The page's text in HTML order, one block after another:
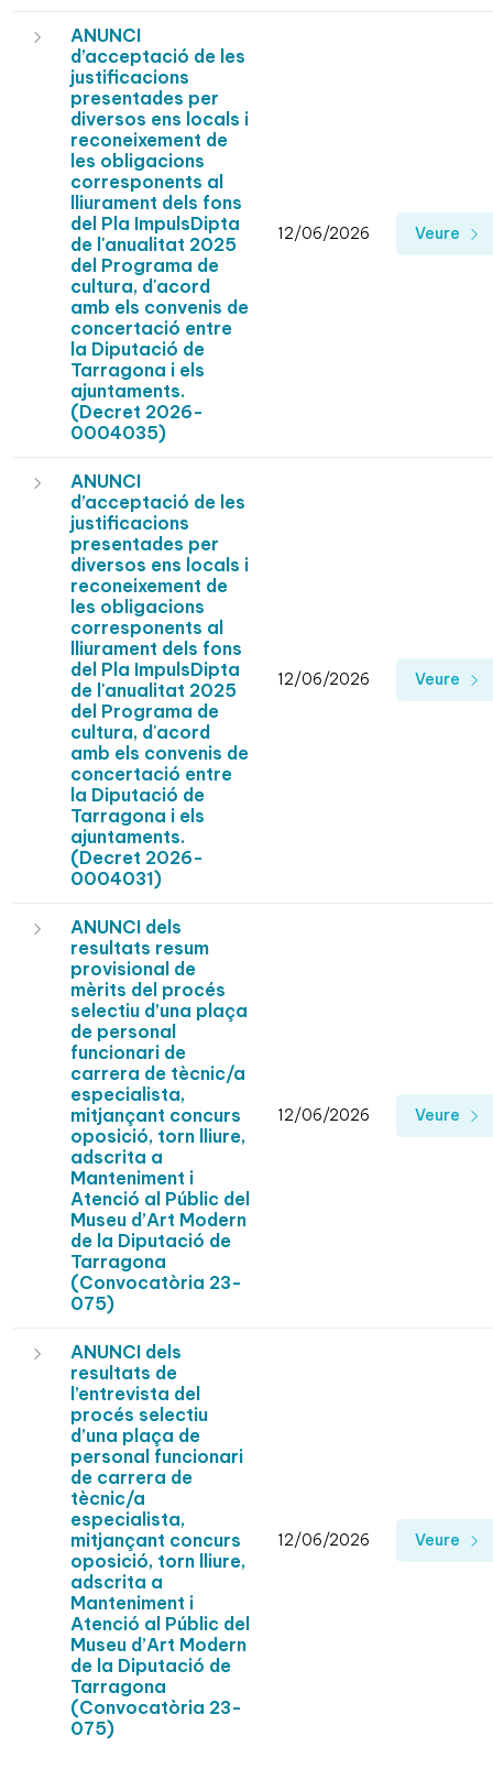
ANUNCI
d’acceptació de les
justificacions
presentades per
diversos ens locals i
reconeixement de
les obligacions
corresponents al
lliurament dels fons
del Pla ImpulsDipta
de l'anualitat 2025
del Programa de
cultura, d'acord
amb els convenis de
concertació entre
la Diputació de
Tarragona i els
ajuntaments.
(Decret 2026-
0004035)
12/06/2026 Veure
ANUNCI
d’acceptació de les
justificacions
presentades per
diversos ens locals i
reconeixement de
les obligacions
corresponents al
lliurament dels fons
del Pla ImpulsDipta
de l'anualitat 2025
del Programa de
cultura, d'acord
amb els convenis de
concertació entre
la Diputació de
Tarragona i els
ajuntaments.
(Decret 2026-
0004031)
12/06/2026 Veure
ANUNCI dels
resultats resum
provisional de
mèrits del procés
selectiu d’una plaça
de personal
funcionari de
carrera de tècnic/a
especialista,
mitjançant concurs
oposició, torn lliure,
adscrita a
Manteniment i
Atenció al Públic del
Museu d’Art Modern
de la Diputació de
Tarragona
(Convocatòria 23-
075)
12/06/2026 Veure
ANUNCI dels
resultats de
l’entrevista del
procés selectiu
d’una plaça de
personal funcionari
de carrera de
tècnic/a
especialista,
mitjançant concurs
oposició, torn lliure,
adscrita a
Manteniment i
Atenció al Públic del
Museu d’Art Modern
de la Diputació de
Tarragona
(Convocatòria 23-
075)
12/06/2026 Veure